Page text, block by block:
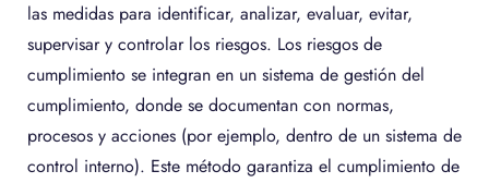
las medidas para identificar, analizar, evaluar, evitar,
supervisar y controlar los riesgos. Los riesgos de
cumplimiento se integran en un sistema de gestión del
cumplimiento, donde se documentan con normas,
procesos y acciones (por ejemplo, dentro de un sistema de
control interno). Este método garantiza el cumplimiento de